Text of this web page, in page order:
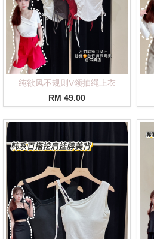
纯欲风不规则V领抽绳上衣
RM 49.00